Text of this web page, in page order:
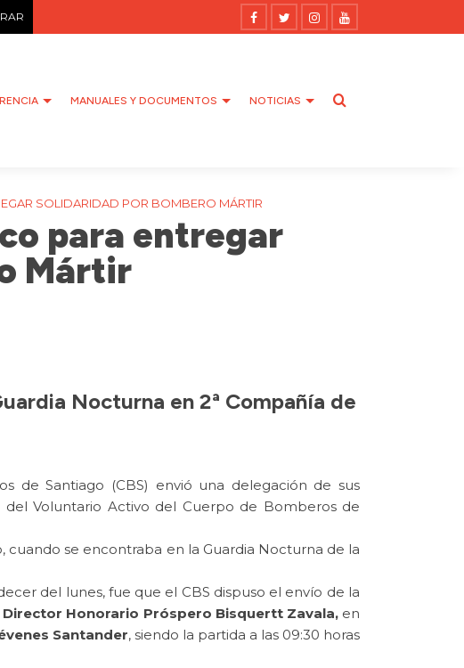
MANUALES Y DOCUMENTOS NOTICIAS
SOLIDARIDAD POR BOMBERO MÁRTIR
para entregar
Mártir
Nocturna en 2ª Compañía de
de Santiago (CBS) envió una delegación de sus
Voluntario Activo del Cuerpo de Bomberos de
se encontraba en la Guardia Nocturna de la
del lunes, fue que el CBS dispuso el envío de la
Director Honorario Próspero Bisquertt Zavala, en
Santander, siendo la partida a las 09:30 horas